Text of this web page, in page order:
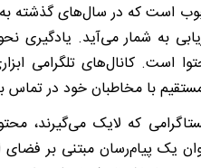
است که در سال‌های گذشته
به شمار می‌آید. یادگیری
است. کانال‌های تلگرامی
با مخاطبان خود در تماس
که لایک می‌گیرند،
یک پیام‌رسان مبتنی بر